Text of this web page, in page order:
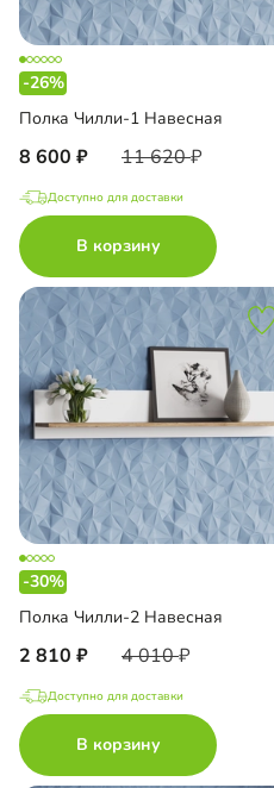
-26%
Полка Чилли-1 Навесная
8 600 11 620
Доступно для доставки
В корзину
-30%
Полка Чилли-2 Навесная
2 810 4 010
Доступно для доставки
В корзину